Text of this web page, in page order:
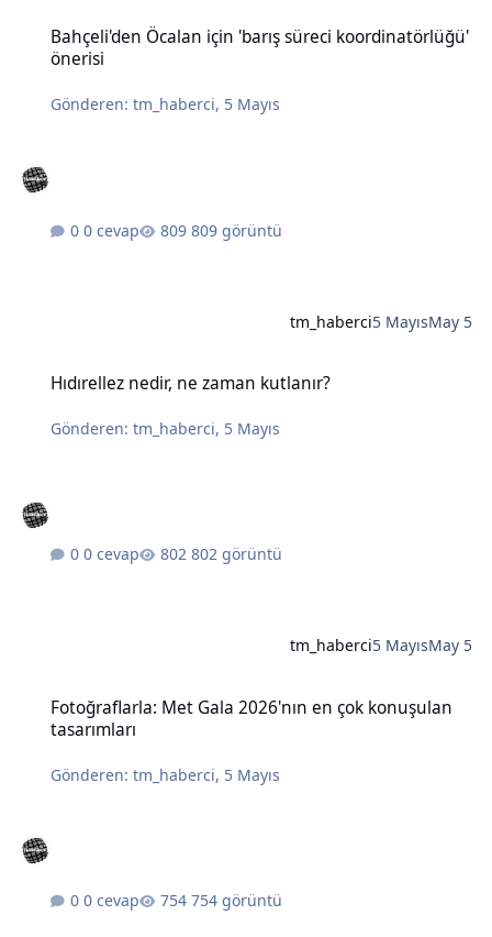
Bahçeli'den Öcalan için 'barış süreci koordinatörlüğü'
önerisi
Gönderen:tm_haberci, 5 Mayıs
0 cevap 809 görüntü
tm_haberci5 MayısMay 5
Hıdırellez nedir, ne zaman kutlanır?
Gönderen:tm_haberci, 5 Mayıs
0 cevap 802 görüntü
tm_haberci5 MayısMay 5
Fotoğraflarla: Met Gala 2026'nın en çok konuşulan
tasarımları
Gönderen:tm_haberci, 5 Mayıs
0 cevap 754 görüntü